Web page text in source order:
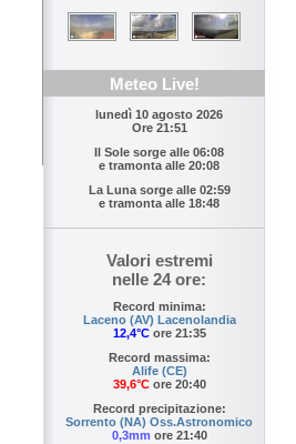
Meteo Live!
lunedì 10 agosto 2026
Ore 21:51
Il Sole sorge alle 06:08
e tramonta alle 20:08
La Luna sorge alle 02:59
e tramonta alle 18:48
Valori estremi
nelle 24 ore:
Record minima:
Laceno (AV) Lacenolandia
12,4°Core 21:35
Record massima:
Alife (CE)
39,6°Core 20:40
Record precipitazione:
Sorrento (NA) Oss.Astronomico
0,3mm ore 21:40